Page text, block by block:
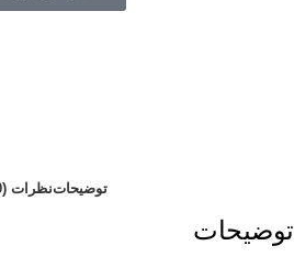
توضیحاتنظرات (0)
توضیحات